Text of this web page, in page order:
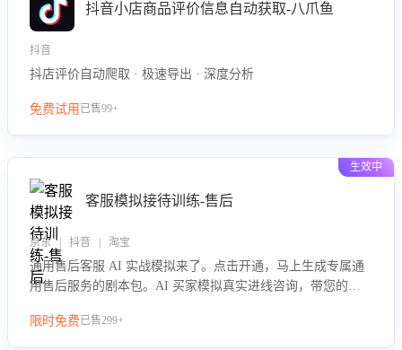
抖音小店商品评价信息自动获取-八爪鱼
抖音
抖店评价自动爬取 · 极速导出 · 深度分析
免费试用 已售99+
生效中
客服模拟接待训练-售后
京东 | 抖音 | 淘宝
通用售后客服 AI 实战模拟来了。点击开通，马上生成专属通
用售后服务的剧本包。AI 买家模拟真实进线咨询，带您的客
要点，轻松提升服务能力。
限时免费已售299+